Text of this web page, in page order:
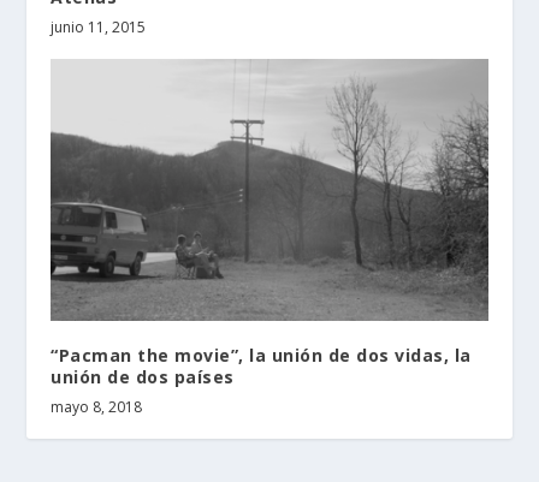
junio 11, 2015
“Pacman the movie”, la unión de dos vidas, la
unión de dos países
mayo 8, 2018